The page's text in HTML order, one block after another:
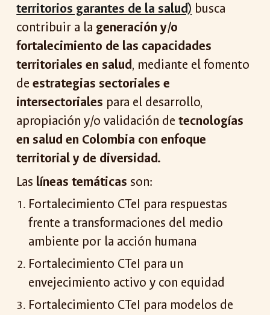
territorios garantes de la salud) busca
contribuir a la generación y/o
fortalecimiento de las capacidades
territoriales en salud, mediante el fomento
deestrategias sectoriales e
intersectoriales para el desarrollo,
apropiación y/o validación detecnologías
en salud en Colombia con enfoque
territorial y de diversidad.
Las líneas temáticas son:
Fortalecimiento CTeI para respuestas
frente a transformaciones del medio
ambiente por la acción humana
Fortalecimiento CTeI para un
envejecimiento activo y con equidad
Fortalecimiento CTeI para modelos de